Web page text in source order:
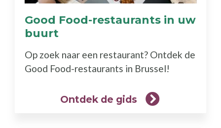
Good Food-restaurants in uw
buurt
gids)
Op zoek naar een restaurant? Ontdek de
Good Food-restaurants in Brussel!
Ontdek de gids